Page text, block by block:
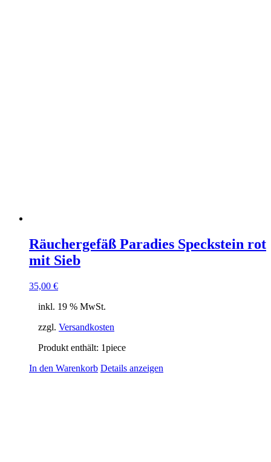
Räuchergefäß Paradies Speckstein rot
mit Sieb
35,00 €
inkl. 19 % MwSt.
zzgl. Versandkosten
Produkt enthält: 1piece
In den Warenkorb Details anzeigen